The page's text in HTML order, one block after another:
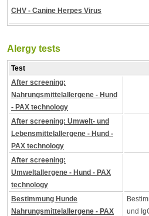
CHV - Canine Herpes Virus
Alergy tests
Test
After screening:
Nahrungsmittelallergene - Hund
- PAX technology
After screening: Umwelt- und
Lebensmittelallergene - Hund -
PAX technology
After screening:
Umweltallergene - Hund - PAX
technology
Bestimmung Hunde
Nahrungsmittelallergene - PAX
und